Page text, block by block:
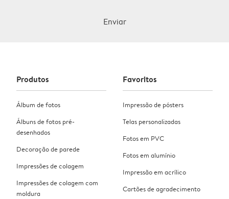
Enviar
Produtos
Álbum de fotos
Álbuns de fotos pré-
desenhados
Decoração de parede
Impressões de colagem
Impressões de colagem com
moldura
Favoritos
Impressão de pósters
Telas personalizadas
Fotos em PVC
Fotos em alumínio
Impressão em acrílico
Cartões de agradecimento